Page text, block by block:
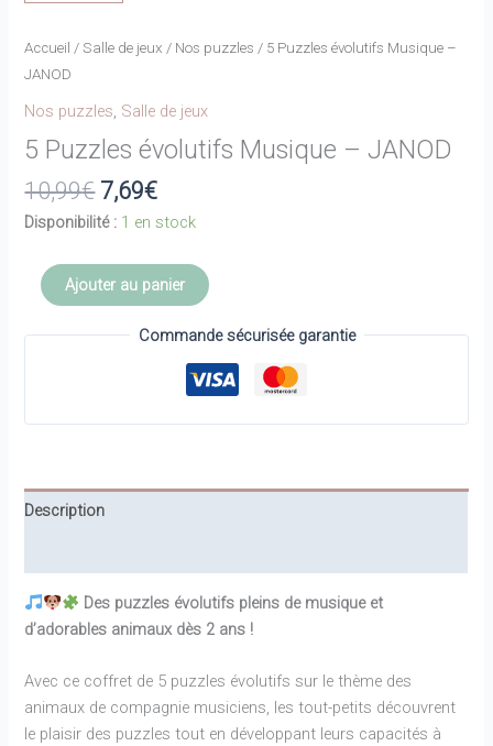
Accueil /Salle de jeux / Nos puzzles / 5 Puzzles évolutifs Musique –
JANOD
Nos puzzles, Salle de jeux
5 Puzzles évolutifs Musique – JANOD
10,99€ Le
prix
était :
10,99€.
7,69€Le
prix
est :
7,69€.
Disponibilité : 1 en stock
quantitéAjouter au panier
Commande sécurisée garantie
Description
Des puzzles évolutifs pleins de musique et
d’adorables animaux dès 2 ans !
Avec ce coffret de 5 puzzles évolutifs sur le thème des
animaux de compagnie musiciens, les tout-petits découvrent
le plaisir des puzzles tout en développant leurs capacités à